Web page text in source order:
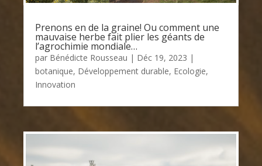
Prenons en de la graine! Ou comment une
mauvaise herbe fait plier les géants de
l’agrochimie mondiale…
par Bénédicte Rousseau | Déc 19, 2023 |
botanique, Développement durable, Ecologie,
Innovation